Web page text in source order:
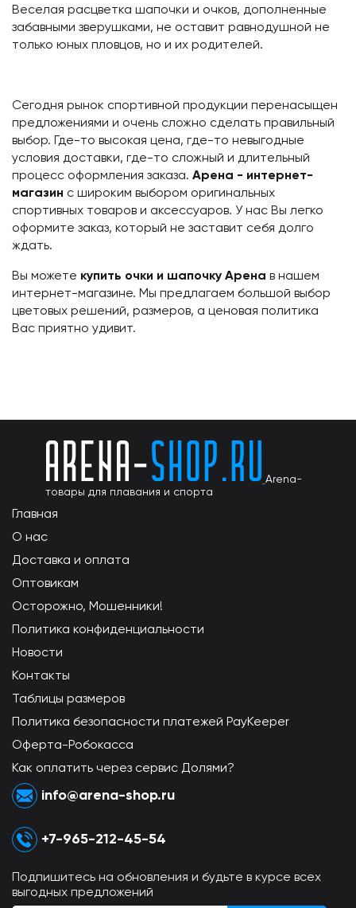
Веселая расцветка шапочки и очков, дополненные
забавными зверушками, не оставит равнодушной не
только юных пловцов, но и их родителей.
Сегодня рынок спортивной продукции перенасыщен
предложениями и очень сложно сделать правильный
выбор. Где-то высокая цена, где-то невыгодные
условия доставки, где-то сложный и длительный
процесс оформления заказа. Арена - интернет-
магазин с широким выбором оригинальных
спортивных товаров и аксессуаров. У нас Вы легко
оформите заказ, который не заставит себя долго
ждать.
Вы можете купить очки и шапочку Арена в нашем
интернет-магазине. Мы предлагаем большой выбор
цветовых решений, размеров, а ценовая политика
Вас приятно удивит.
Arena-
товары для плавания и спорта
Главная
О нас
Доставка и оплата
Оптовикам
Осторожно, Мошенники!
Политика конфиденциальности
Новости
Контакты
Таблицы размеров
Политика безопасности платежей PayKeeper
Оферта-Робокасса
Как оплатить через сервис Долями?
info@arena-shop.ru
+7-965-212-45-54
Подпишитесь на обновления и будьте в курсе всех
выгодных предложений